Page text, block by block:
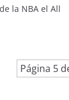
la NBA el All
Página 5